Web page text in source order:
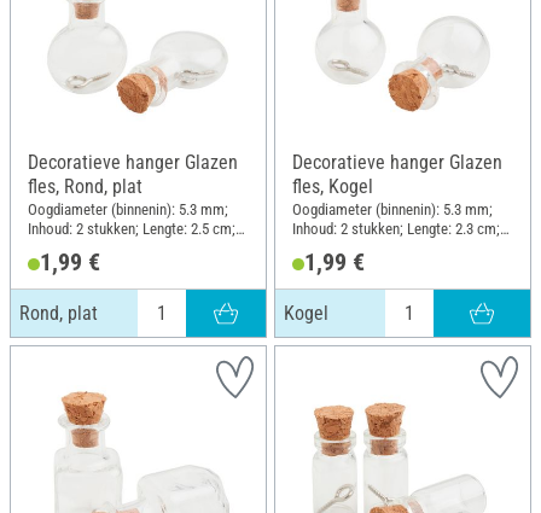
Decoratieve hanger Glazen
fles, Rond, plat
Oogdiameter (binnenin): 5.3 mm;
Inhoud: 2 stukken; Lengte: 2.5 cm;
1,99 €
Rond, plat
Decoratieve hanger Glazen
fles, Kogel
Oogdiameter (binnenin): 5.3 mm;
Inhoud: 2 stukken; Lengte: 2.3 cm;
Materiaal: Glas
1,99 €
Kogel